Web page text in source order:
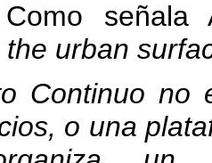
Como señala
urban
Continuo no
, o una